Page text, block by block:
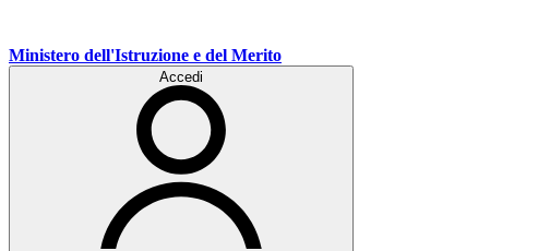
Ministero dell'Istruzione e del Merito
Accedi